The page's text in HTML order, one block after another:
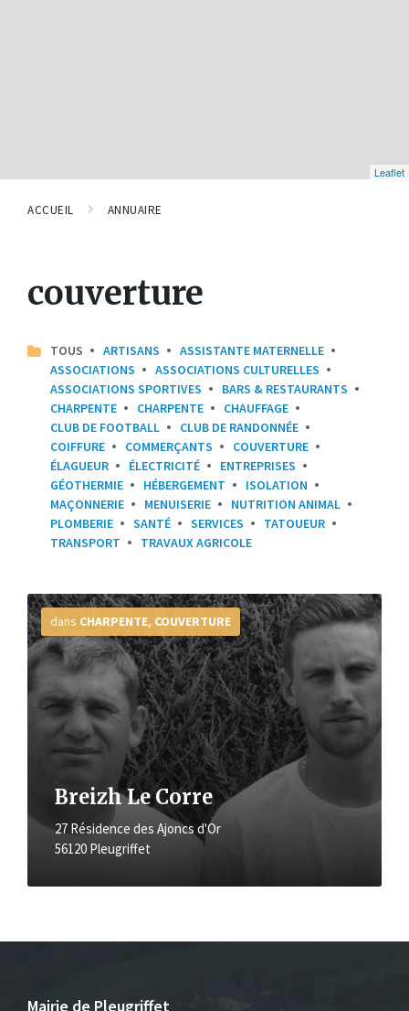
Leaflet
ACCUEIL ANNUAIRE
couverture
TOUS ARTISANS
ASSISTANTE MATERNELLE
ASSOCIATIONS
ASSOCIATIONS CULTURELLES
ASSOCIATIONS SPORTIVES
BARS & RESTAURANTS
CHARPENTE
CHARPENTE
CHAUFFAGE
CLUB DE FOOTBALL
CLUB DE RANDONNÉE
COIFFURE
COMMERÇANTS
COUVERTURE
ÉLAGUEUR
ÉLECTRICITÉ
ENTREPRISES
GÉOTHERMIE
HÉBERGEMENT
ISOLATION
MAÇONNERIE
MENUISERIE
NUTRITION ANIMAL
PLOMBERIE
SANTÉ SERVICES
TATOUEUR
TRANSPORT
TRAVAUX AGRICOLE
Breizh Le Corre
27 Résidence des Ajoncs d'Or
56120 Pleugriffet
dans CHARPENTE, COUVERTURE
Plus
d'infos
Mairie de Pleugriffet